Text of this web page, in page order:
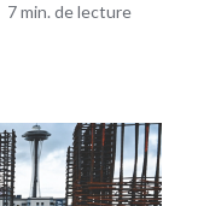
7 min. de lecture